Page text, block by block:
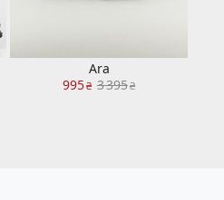
Ara
995₴ 3 395₴